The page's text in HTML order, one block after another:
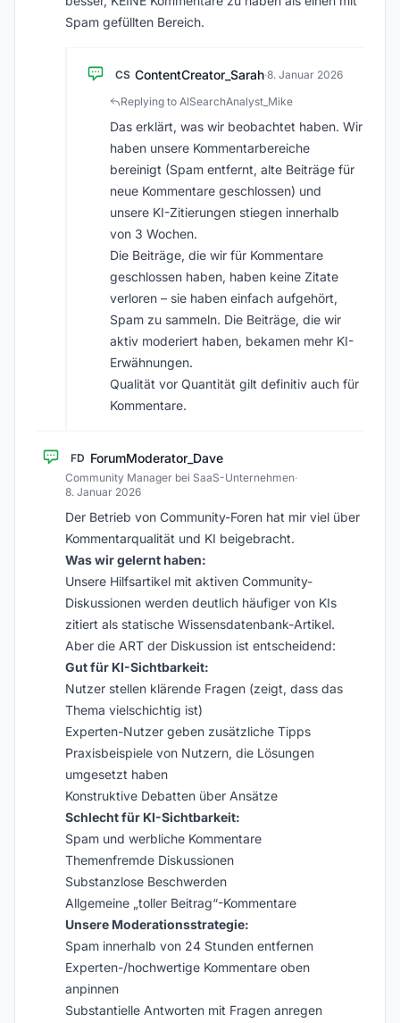
Spam gefüllten Bereich.
CS ContentCreator_Sarah·8. Januar 2026
Replying to AISearchAnalyst_Mike
Das erklärt, was wir beobachtet haben. Wir
haben unsere Kommentarbereiche
bereinigt (Spam entfernt, alte Beiträge für
neue Kommentare geschlossen) und
unsere KI-Zitierungen stiegen innerhalb
von 3 Wochen.
Die Beiträge, die wir für Kommentare
geschlossen haben, haben keine Zitate
verloren – sie haben einfach aufgehört,
Spam zu sammeln. Die Beiträge, die wir
aktiv moderiert haben, bekamen mehr KI-
Erwähnungen.
Qualität vor Quantität gilt definitiv auch für
Kommentare.
FD ForumModerator_Dave
Community Manager bei SaaS-Unternehmen·
8. Januar 2026
Der Betrieb von Community-Foren hat mir viel über
Kommentarqualität und KI beigebracht.
Was wir gelernt haben:
Unsere Hilfsartikel mit aktiven Community-
Diskussionen werden deutlich häufiger von KIs
zitiert als statische Wissensdatenbank-Artikel.
Aber die ART der Diskussion ist entscheidend:
Gut für KI-Sichtbarkeit:
Nutzer stellen klärende Fragen (zeigt, dass das
Thema vielschichtig ist)
Experten-Nutzer geben zusätzliche Tipps
Praxisbeispiele von Nutzern, die Lösungen
umgesetzt haben
Konstruktive Debatten über Ansätze
Schlecht für KI-Sichtbarkeit:
Spam und werbliche Kommentare
Themenfremde Diskussionen
Substanzlose Beschwerden
Allgemeine „toller Beitrag“-Kommentare
Unsere Moderationsstrategie:
Spam innerhalb von 24 Stunden entfernen
Experten-/hochwertige Kommentare oben
anpinnen
Substantielle Antworten mit Fragen anregen